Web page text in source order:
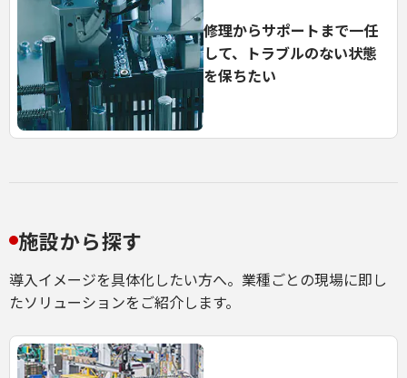
修理からサポートまで一任
して、 トラブルのない状態
を保ちたい
施設から探す
導入イメージを具体化したい方へ。業種ごとの現場に即し
たソリューションをご紹介します。